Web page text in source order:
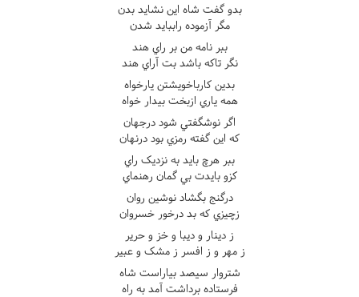
بدو گفت شاه اين نشايد بدن
مگر آزموده راببايد شدن
ببر نامه من بر راي هند
نگر تاکه باشد بت آراي هند
بدين کارباخويشتن يارخواه
همه ياري ازبخت بيدار خواه
اگر نوشگفتي شود درجهان
که اين گفته رمزي بود درنهان
ببر هرچ بايد به نزديک راي
کزو بايدت بي گمان رهنماي
درگنج بگشاد نوشين روان
زچيزي که بد درخور خسروان
ز دينار و ديبا و خز و حرير
ز مهر و ز افسر ز مشک و عبير
شتروار سيصد بياراست شاه
فرستاده برداشت آمد به راه